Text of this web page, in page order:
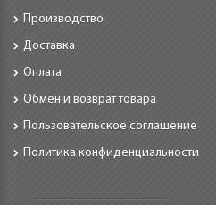
Производство
Доставка
Оплата
Обмен и возврат товара
Пользовательское соглашение
Политика конфиденциальности